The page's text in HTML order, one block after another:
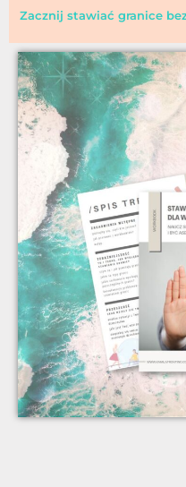
Zacznij stawiać granice